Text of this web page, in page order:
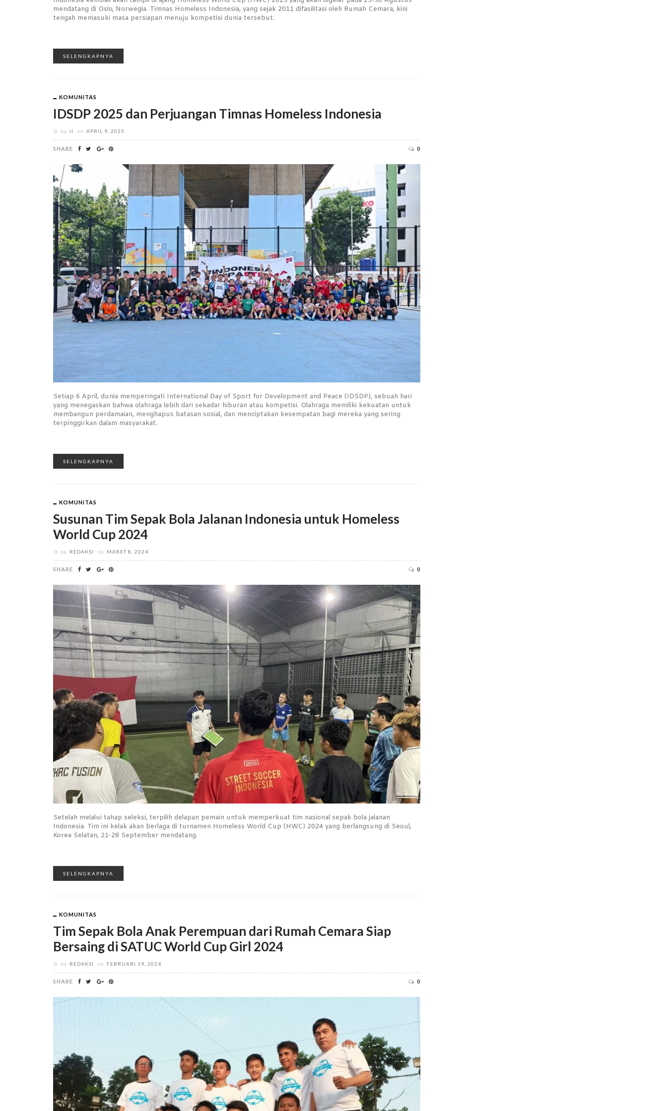
mendatang di Oslo, Norwegia. Timnas Homeless Indonesia, yang sejak 2011 difasilitasi oleh Rumah Cemara, kini
tengah memasuki masa persiapan menuju kompetisi dunia tersebut.
SELENGKAPNYA
KOMUNITAS
IDSDP 2025 dan Perjuangan Timnas Homeless Indonesia
by II on APRIL 9, 2025
SHARE 0
Setiap 6 April, dunia memperingati International Day of Sport for Development and Peace (IDSDP), sebuah hari
yang menegaskan bahwa olahraga lebih dari sekadar hiburan atau kompetisi. Olahraga memiliki kekuatan untuk
membangun perdamaian, menghapus batasan sosial, dan menciptakan kesempatan bagi mereka yang sering
terpinggirkan dalam masyarakat.
SELENGKAPNYA
KOMUNITAS
Susunan Tim Sepak Bola Jalanan Indonesia untuk Homeless
World Cup 2024
by REDAKSI on MARET 8, 2024
SHARE 0
Setelah melalui tahap seleksi, terpilih delapan pemain untuk memperkuat tim nasional sepak bola jalanan
Indonesia. Tim ini kelak akan berlaga di turnamen Homeless World Cup (HWC) 2024 yang berlangsung di Seoul,
Korea Selatan, 21-28 September mendatang.
SELENGKAPNYA
KOMUNITAS
Tim Sepak Bola Anak Perempuan dari Rumah Cemara Siap
Bersaing di SATUC World Cup Girl 2024
by REDAKSI on FEBRUARI 19, 2024
SHARE 0